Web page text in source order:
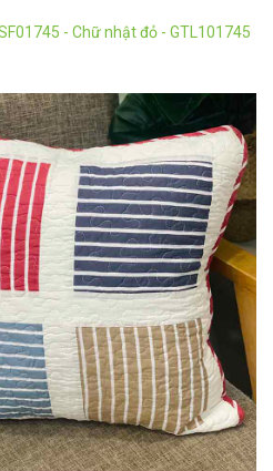
- Chữ nhật đỏ - GTL101745